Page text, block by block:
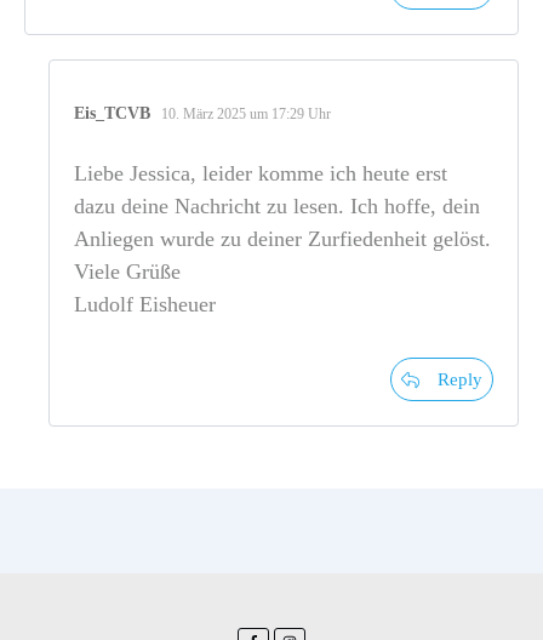
Eis_TCVB 10. März 2025 um 17:29 Uhr
Liebe Jessica, leider komme ich heute erst
dazu deine Nachricht zu lesen. Ich hoffe, dein
Anliegen wurde zu deiner Zurfiedenheit gelöst.
Viele Grüße
Ludolf Eisheuer
Reply